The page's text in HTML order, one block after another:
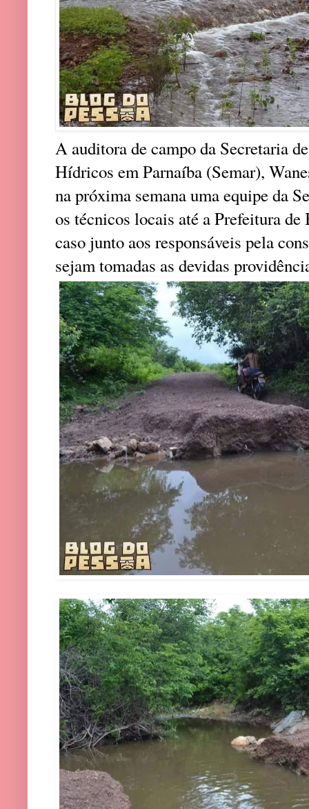
A auditora de campo da Secretaria
Hídricos em Parnaíba (Semar),
na próxima semana uma equipe da
os técnicos locais até a Prefeitura
caso junto aos responsáveis pela
sejam tomadas as devidas